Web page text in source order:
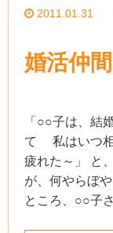
2011.01.31
婚活仲
「○○子は、結
て 私はいつ相
疲れた～」 と
が、何やらぼ
ところ、○○子